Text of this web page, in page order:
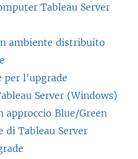
Tableau Server
ambiente distribuito
per l’upgrade
Server (Windows)
approccio Blue/Green
di Tableau Server